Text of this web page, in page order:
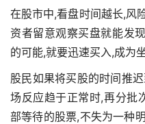
在股市中,看盘时间越长,风
资者留意观察买盘就能发
的可能,就要迅速买入,成为坐
股民如果将买股的时间推
场反应趋于正常时,再分批
部等待的股票,不失为一种